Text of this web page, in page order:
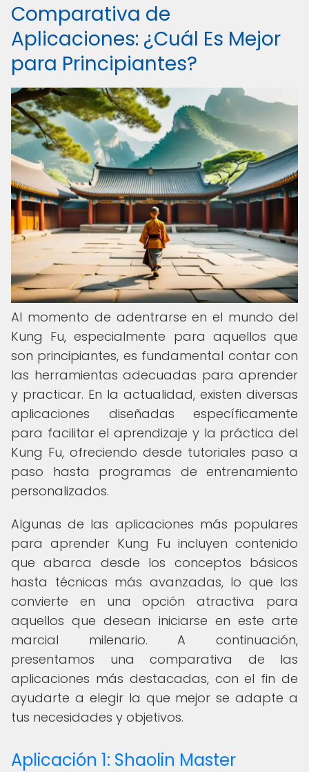
Comparativa de
Aplicaciones: ¿Cuál Es Mejor
para Principiantes?
Al momento de adentrarse en el mundo del
Kung Fu, especialmente para aquellos que
son principiantes, es fundamental contar con
las herramientas adecuadas para aprender
y practicar. En la actualidad, existen diversas
aplicaciones diseñadas específicamente
para facilitar el aprendizaje y la práctica del
Kung Fu, ofreciendo desde tutoriales paso a
paso hasta programas de entrenamiento
personalizados.
Algunas de las aplicaciones más populares
para aprender Kung Fu incluyen contenido
que abarca desde los conceptos básicos
hasta técnicas más avanzadas, lo que las
convierte en una opción atractiva para
aquellos que desean iniciarse en este arte
marcial milenario. A continuación,
presentamos una comparativa de las
aplicaciones más destacadas, con el fin de
ayudarte a elegir la que mejor se adapte a
tus necesidades y objetivos.
Aplicación 1: Shaolin Master